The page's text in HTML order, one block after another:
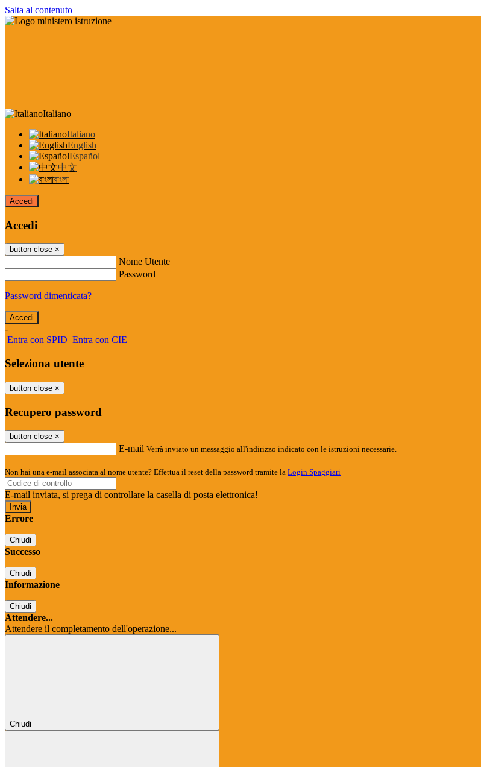
Salta al contenuto
Italiano
Italiano
English
Español
中文
বাংলা
Accedi
Accedi
button close ×
Nome Utente
Password
Password dimenticata?
-
Entra con SPID Entra con CIE
Seleziona utente
button close ×
Recupero password
button close ×
E-mail Verrà inviato un messaggio all'indirizzo indicato con le istruzioni necessarie.
Non hai una e-mail associata al nome utente? Effettua il reset della password tramite la Login Spaggiari
E-mail inviata, si prega di controllare la casella di posta elettronica!
Errore
Chiudi
Successo
Chiudi
Informazione
Chiudi
Attendere...
Attendere il completamento dell'operazione...
Chiudi